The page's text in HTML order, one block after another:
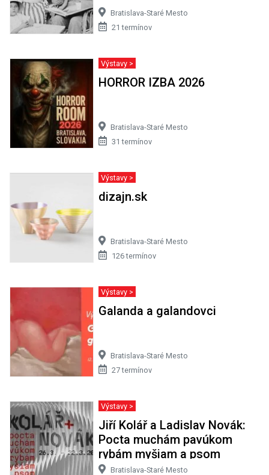
Bratislava-Staré Mesto
21 termínov
Výstavy >
HORROR IZBA 2026
Bratislava-Staré Mesto
31 termínov
Výstavy >
dizajn.sk
Bratislava-Staré Mesto
126 termínov
Výstavy >
Galanda a galandovci
Bratislava-Staré Mesto
27 termínov
Výstavy >
Jiří Kolář a Ladislav Novák:
Pocta muchám pavúkom
rybám myšiam a psom
Bratislava-Staré Mesto